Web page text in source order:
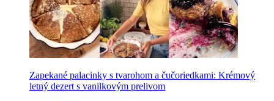
Zapekané palacinky s tvarohom a čučoriedkami: Krémový
letný dezert s vanilkovým prelivom